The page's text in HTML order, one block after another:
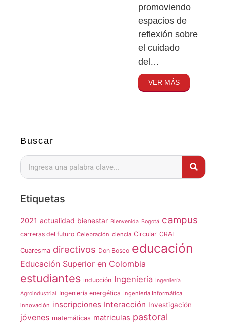
Buscar
Etiquetas
2021 actualidad bienestar Bienvenida Bogotá campus
carreras del futuro Celebración ciencia Circular CRAI
Cuaresma directivos Don Bosco educación
Educación Superior en Colombia
estudiantes inducción Ingeniería Ingeniería
Agroindustrial Ingeniería energética Ingeniería Informática
innovación inscripciones Interacción Investigación
jóvenes matemáticas matriculas pastoral
promoviendo
espacios de
reflexión sobre
el cuidado
del…
VER MÁS